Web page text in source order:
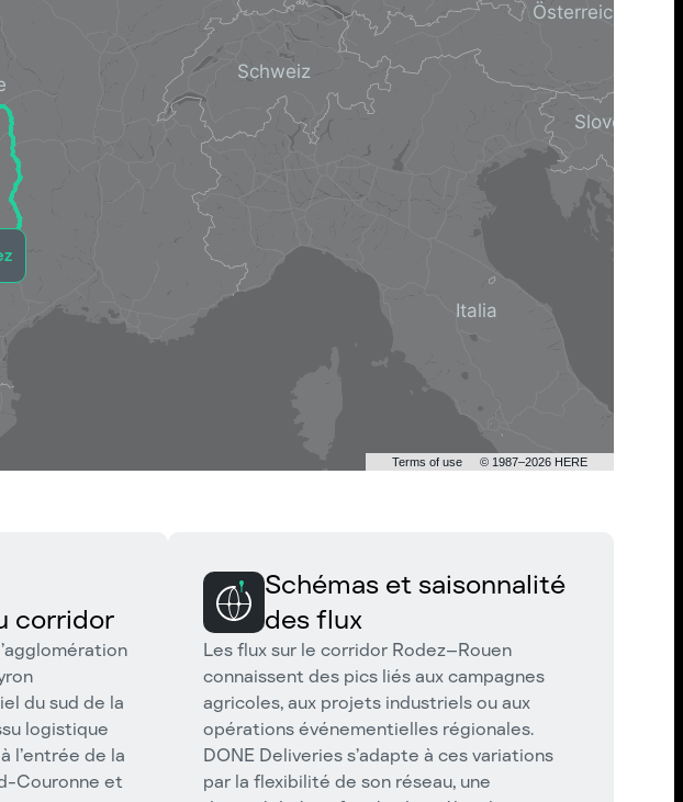
Terms of use © 1987–2026 HERE
corridor
du sud de la
logistique
l’entrée de la
Couronne et
Schémas et saisonnalité
des flux
Les flux sur le corridor Rodez–Rouen
connaissent des pics liés aux campagnes
agricoles, aux projets industriels ou aux
opérations événementielles régionales.
DONE Deliveries s’adapte à ces variations
par la flexibilité de son réseau, une